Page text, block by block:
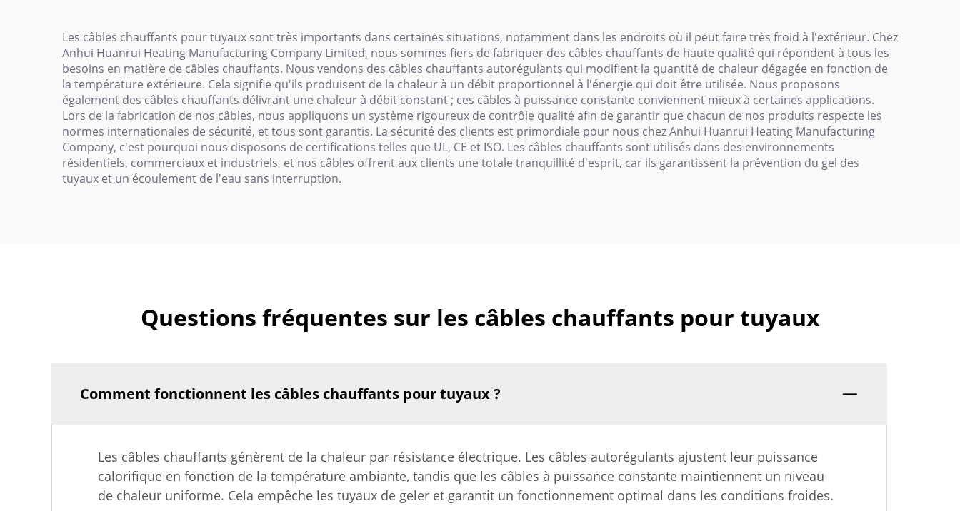
Les câbles chauffants pour tuyaux sont très importants dans certaines situations, notamment dans les endroits où il peut faire très froid à l'extérieur. Chez
Anhui Huanrui Heating Manufacturing Company Limited, nous sommes fiers de fabriquer des câbles chauffants de haute qualité qui répondent à tous les
besoins en matière de câbles chauffants. Nous vendons des câbles chauffants autorégulants qui modifient la quantité de chaleur dégagée en fonction de
la température extérieure. Cela signifie qu'ils produisent de la chaleur à un débit proportionnel à l'énergie qui doit être utilisée. Nous proposons
également des câbles chauffants délivrant une chaleur à débit constant ; ces câbles à puissance constante conviennent mieux à certaines applications.
Lors de la fabrication de nos câbles, nous appliquons un système rigoureux de contrôle qualité afin de garantir que chacun de nos produits respecte les
normes internationales de sécurité, et tous sont garantis. La sécurité des clients est primordiale pour nous chez Anhui Huanrui Heating Manufacturing
Company, c'est pourquoi nous disposons de certifications telles que UL, CE et ISO. Les câbles chauffants sont utilisés dans des environnements
résidentiels, commerciaux et industriels, et nos câbles offrent aux clients une totale tranquillité d'esprit, car ils garantissent la prévention du gel des
tuyaux et un écoulement de l'eau sans interruption.
Questions fréquentes sur les câbles chauffants pour tuyaux
Comment fonctionnent les câbles chauffants pour tuyaux ?
Les câbles chauffants génèrent de la chaleur par résistance électrique. Les câbles autorégulants ajustent leur puissance
calorifique en fonction de la température ambiante, tandis que les câbles à puissance constante maintiennent un niveau
de chaleur uniforme. Cela empêche les tuyaux de geler et garantit un fonctionnement optimal dans les conditions froides.